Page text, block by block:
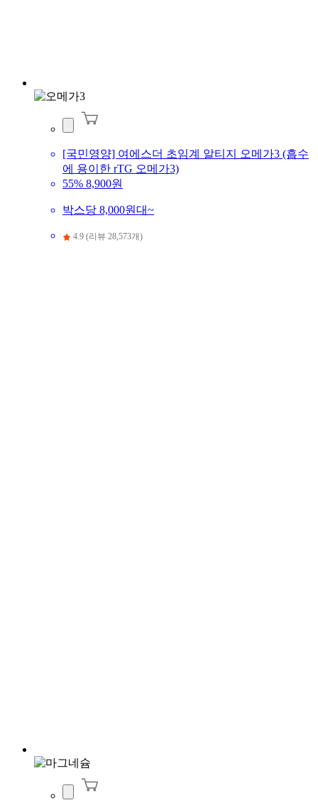
[국민영양] 여에스더 초임계 알티지 오메가3 (흡수
에 용이한 rTG 오메가3)
55% 8,900원
박스당 8,000원대~
4.9 (리뷰 28,573개)